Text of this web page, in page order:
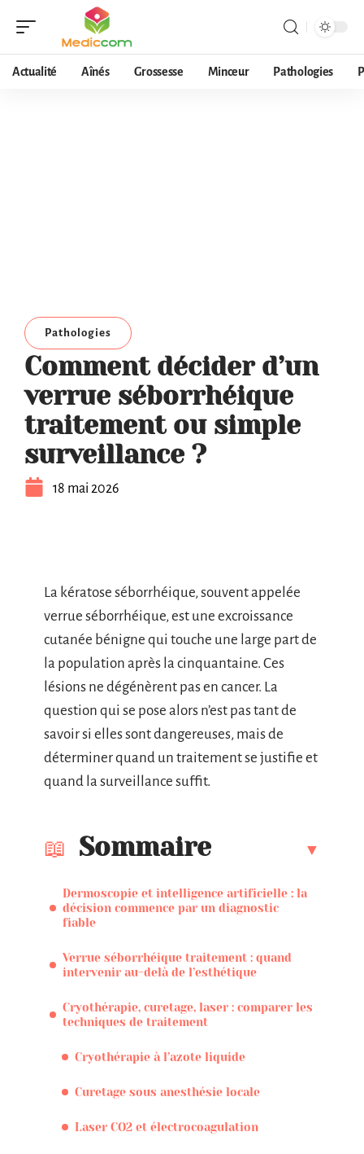
Actualité Aînés Grossesse Minceur Pathologies
Pathologies
Comment décider d’un
verrue séborrhéique
traitement ou simple
surveillance ?
18 mai 2026
La kératose séborrhéique, souvent appelée
verrue séborrhéique, est une excroissance
cutanée bénigne qui touche une large part de
la population après la cinquantaine. Ces
lésions ne dégénèrent pas en cancer. La
question qui se pose alors n’est pas tant de
savoir si elles sont dangereuses, mais de
déterminer quand un traitement se justifie et
quand la surveillance suffit.
Sommaire
Dermoscopie et intelligence artificielle : la
décision commence par un diagnostic
fiable
Verrue séborrhéique traitement : quand
intervenir au-delà de l’esthétique
Cryothérapie, curetage, laser : comparer les
techniques de traitement
Cryothérapie à l’azote liquide
Curetage sous anesthésie locale
Laser CO2 et électrocoagulation